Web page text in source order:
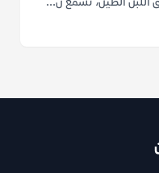
اللبن الطين، تسمع ن...